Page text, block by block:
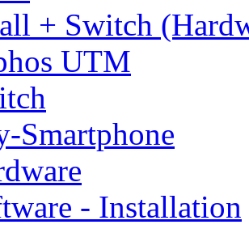
+ Switch
UTM
Smartphone
- Installation